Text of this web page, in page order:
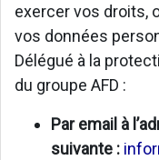
exercer vos droits,
vos données
Délégué à la
du groupe AFD :
Par email à
suivante :